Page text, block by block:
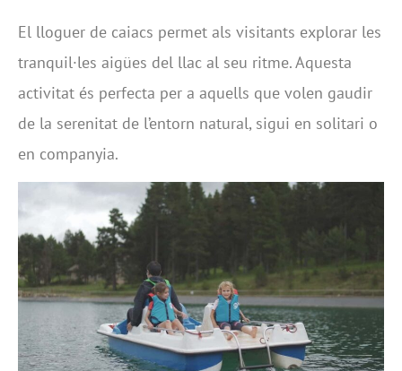
El lloguer de caiacs permet als visitants explorar les
tranquil·les aigües del llac al seu ritme. Aquesta
activitat és perfecta per a aquells que volen gaudir
de la serenitat de l’entorn natural, sigui en solitari o
en companyia.